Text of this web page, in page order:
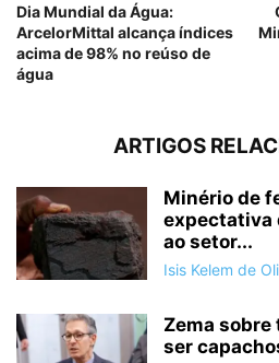
Dia Mundial da Água:
ArcelorMittal alcança índices
acima de 98% no reúso de
água
ARTIGOS
Minério de
expectativa
ao setor...
Isis Kelem de
Zema sobre
ser